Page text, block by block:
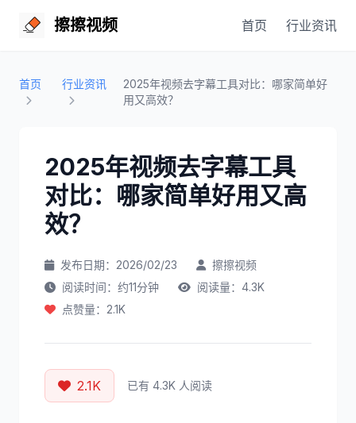
擦擦视频 首页 行业资讯
首页 行业资讯
2025年视频去字幕工具对比：哪家简单好
用又高效？
2025年视频去字幕工具
对比：哪家简单好用又高
效？
发布日期：2026/02/23
擦擦视频
阅读时间：约11分钟
阅读量：4.3K
点赞量：2.1K
2.1K 已有 4.3K 人阅读